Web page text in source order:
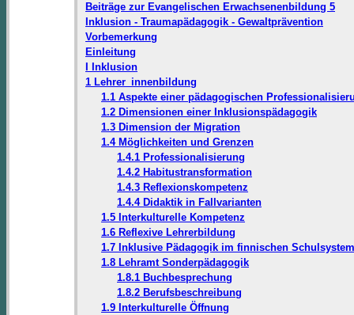
Beiträge zur Evangelischen Erwachsenenbildung 5
Inklusion - Traumapädagogik - Gewaltprävention
Vorbemerkung
Einleitung
I Inklusion
1 Lehrer_innenbildung
1.1 Aspekte einer pädagogischen
1.2 Dimensionen einer Inklusionspädagogik
1.3 Dimension der Migration
1.4 Möglichkeiten und Grenzen
1.4.1 Professionalisierung
1.4.2 Habitustransformation
1.4.3 Reflexionskompetenz
1.4.4 Didaktik in Fallvarianten
1.5 Interkulturelle Kompetenz
1.6 Reflexive Lehrerbildung
1.7 Inklusive Pädagogik im finnischen Schulsystem
1.8 Lehramt Sonderpädagogik
1.8.1 Buchbesprechung
1.8.2 Berufsbeschreibung
1.9 Interkulturelle Öffnung